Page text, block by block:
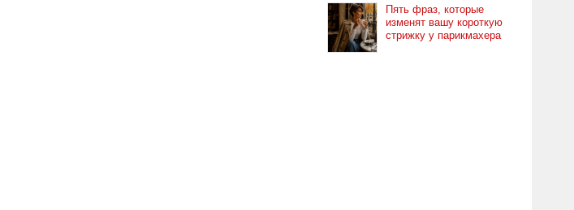
Пять фраз, которые
изменят вашу короткую
стрижку у парикмахера